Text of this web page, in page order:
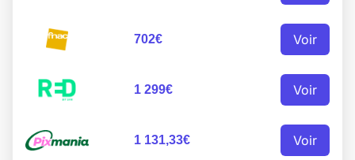
702€ Voir
1 299€ Voir
1 131,33€ Voir